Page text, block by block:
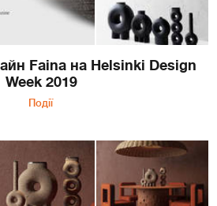
Faina на Helsinki Design
Week 2019
Події